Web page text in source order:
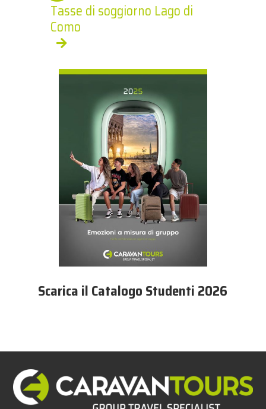
Tasse di soggiorno Lago di
Como
Scarica il Catalogo Studenti 2026